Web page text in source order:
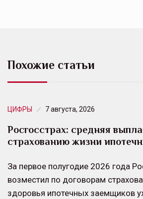
Похожие статьи
ЦИФРЫ 7 августа, 2026
Росгосстрах: средняя
страхованию жизни
За первое полугодие 2026 года
возместил по договорам
здоровья ипотечных заемщиков